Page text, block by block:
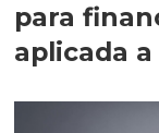
para
aplicada